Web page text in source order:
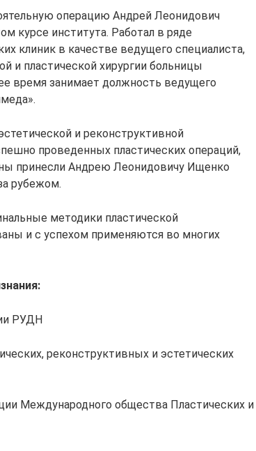
операцию Андрей Леонидович
курсе института. Работал в ряде
клиник в качестве ведущего специалиста,
и пластической хирургии больницы
время занимает должность ведущего
и реконструктивной
проведенных пластических операций,
принесли Андрею Леонидовичу Ищенко
рубежом.
методики пластической
и с успехом применяются во многих
РУДН
реконструктивных и эстетических
Международного общества Пластических и